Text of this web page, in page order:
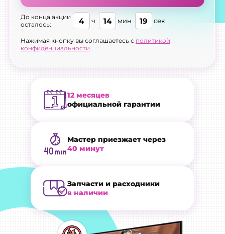
До конца акции
осталось:
4 ч 14 мин 19 сек
Нажимая кнопку вы соглашаетесь с политикой
конфиденциальности
12 месяцев
официальной гарантии
Мастер приезжает через
40 минут
Запчасти и расходники
в наличии